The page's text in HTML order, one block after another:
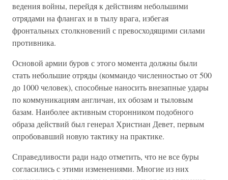
ведения войны, перейдя к действиям небольшими
отрядами на флангах и в тылу врага, избегая
фронтальных столкновений с превосходящими силами
противника.
Основой армии буров с этого момента должны были
стать небольшие отряды (коммандо численностью от 500
до 1000 человек), способные наносить внезапные удары
по коммуникациям англичан, их обозам и тыловым
базам. Наиболее активным сторонником подобного
образа действий был генерал Христиан Девет, первым
опробовавший новую тактику на практике.
Справедливости ради надо отметить, что не все буры
согласились с этими изменениями. Многие из них